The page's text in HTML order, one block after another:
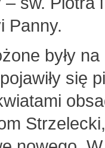
Panny.
były na
się